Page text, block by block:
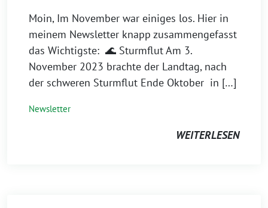
Moin, Im November war einiges los. Hier in
meinem Newsletter knapp zusammengefasst
das Wichtigste: 🌊 Sturmflut Am 3.
November 2023 brachte der Landtag, nach
der schweren Sturmflut Ende Oktober in […]
Newsletter
WEITERLESEN